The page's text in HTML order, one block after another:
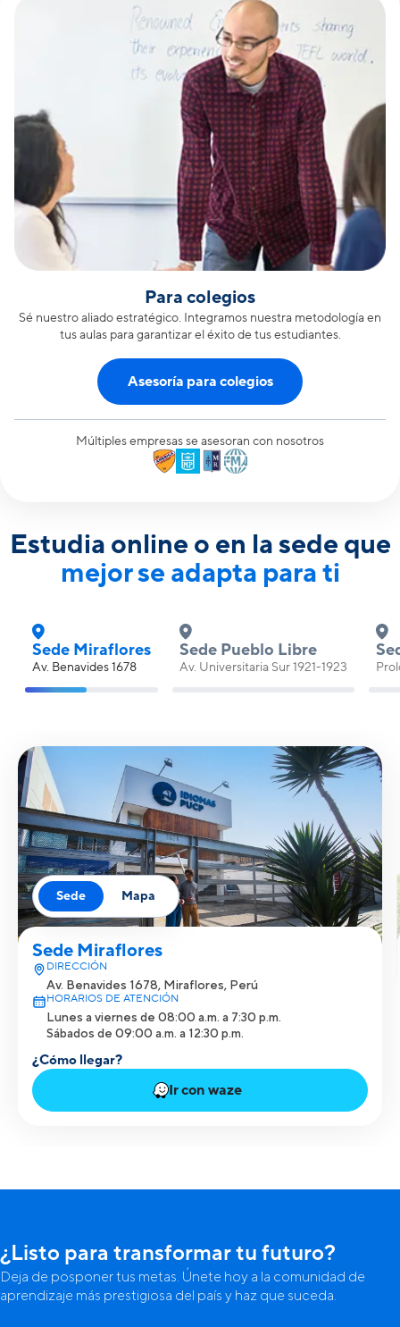
Para colegios
Sé nuestro aliado estratégico. Integramos nuestra metodología en
tus aulas para garantizar el éxito de tus estudiantes.
Asesoría para colegios
Múltiples empresas se asesoran con nosotros
Estudia online o en la sede que
mejor se adapta para ti
Sede Miraflores
Av. Benavides 1678
Sede Pueblo Libre
Av. Universitaria Sur 1921-1923
Sede Mapa
Sede Miraflores
DIRECCIÓN
Av. Benavides 1678, Miraflores, Perú
HORARIOS DE ATENCIÓN
Lunes a viernes de 08:00 a.m. a 7:30 p.m.
Sábados de 09:00 a.m. a 12:30 p.m.
¿Cómo llegar?
Ir con waze
¿Listo para transformar tu futuro?
Deja de posponer tus metas. Únete hoy a la comunidad de
aprendizaje más prestigiosa del país y haz que suceda.